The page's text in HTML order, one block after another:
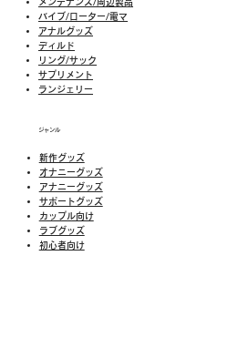
バイブ/ローター/電マ
アナルグッズ
ディルド
リング/サック
​​サプリメント
​ランジェリー
ジャンル
新作グッズ
​オナニーグッズ
アナニーグッズ
サポートグッズ
カップル向け
ラブグッズ
​初心者向け